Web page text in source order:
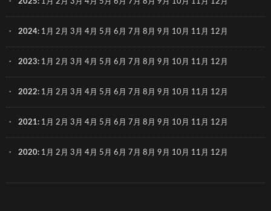
2025: 1月 2月 3月 4月 5月 6月 7月 8月 9月 10月 11月 12月
2024: 1月 2月 3月 4月 5月 6月 7月 8月 9月 10月 11月 12月
2023: 1月 2月 3月 4月 5月 6月 7月 8月 9月 10月 11月 12月
2022: 1月 2月 3月 4月 5月 6月 7月 8月 9月 10月 11月 12月
2021: 1月 2月 3月 4月 5月 6月 7月 8月 9月 10月 11月 12月
2020: 1月 2月 3月 4月 5月 6月 7月 8月 9月 10月 11月 12月